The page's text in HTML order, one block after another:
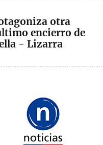
otra
encierro de
- Lizarra